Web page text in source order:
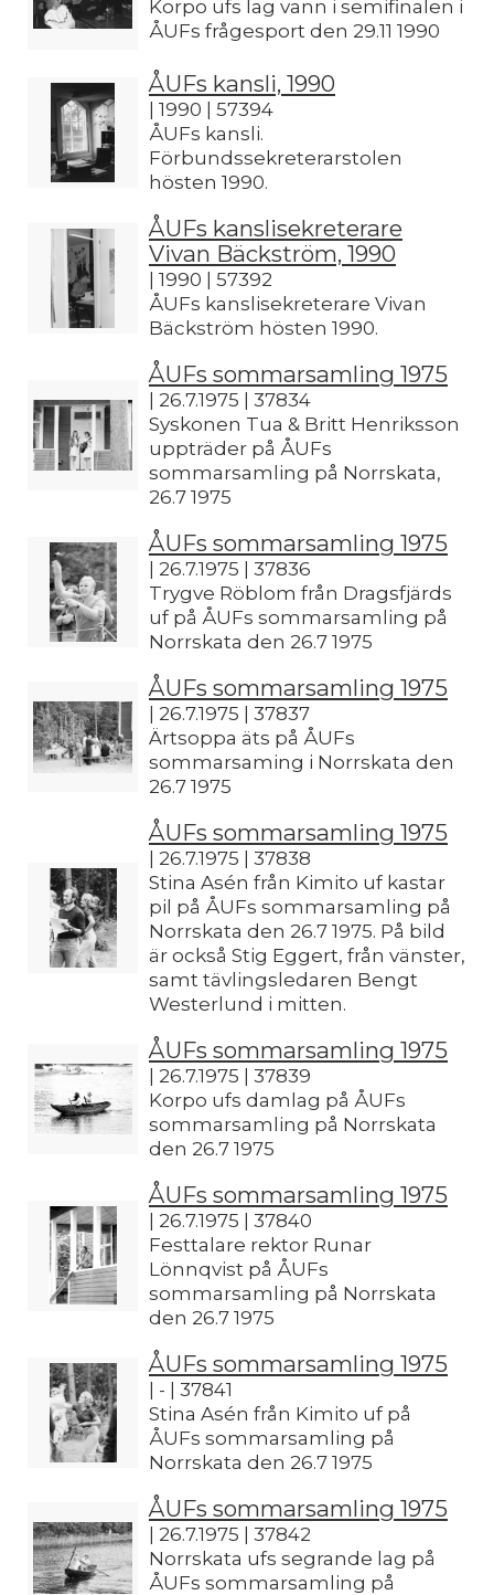
Korpo ufs lag vann i semifinalen i
ÅUFs frågesport den 29.11 1990
ÅUFs kansli, 1990
| 1990 | 57394
ÅUFs kansli.
Förbundssekreterarstolen
hösten 1990.
ÅUFs kanslisekreterare
Vivan Bäckström, 1990
| 1990 | 57392
ÅUFs kanslisekreterare Vivan
Bäckström hösten 1990.
ÅUFs sommarsamling 1975
| 26.7.1975 | 37834
Syskonen Tua & Britt Henriksson
uppträder på ÅUFs
sommarsamling på Norrskata,
26.7 1975
ÅUFs sommarsamling 1975
| 26.7.1975 | 37836
Trygve Röblom från Dragsfjärds
uf på ÅUFs sommarsamling på
Norrskata den 26.7 1975
ÅUFs sommarsamling 1975
| 26.7.1975 | 37837
Ärtsoppa äts på ÅUFs
sommarsaming i Norrskata den
26.7 1975
ÅUFs sommarsamling 1975
| 26.7.1975 | 37838
Stina Asén från Kimito uf kastar
pil på ÅUFs sommarsamling på
Norrskata den 26.7 1975. På bild
är också Stig Eggert, från vänster,
samt tävlingsledaren Bengt
Westerlund i mitten.
ÅUFs sommarsamling 1975
| 26.7.1975 | 37839
Korpo ufs damlag på ÅUFs
sommarsamling på Norrskata
den 26.7 1975
ÅUFs sommarsamling 1975
| 26.7.1975 | 37840
Festtalare rektor Runar
Lönnqvist på ÅUFs
sommarsamling på Norrskata
den 26.7 1975
ÅUFs sommarsamling 1975
| - | 37841
Stina Asén från Kimito uf på
ÅUFs sommarsamling på
Norrskata den 26.7 1975
ÅUFs sommarsamling 1975
| 26.7.1975 | 37842
Norrskata ufs segrande lag på
ÅUFs sommarsamling på